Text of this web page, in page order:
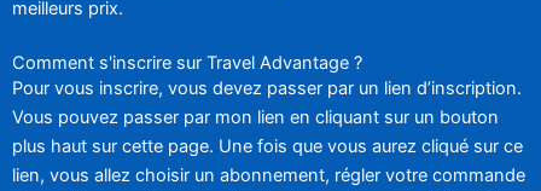
meilleurs prix.
Comment s'inscrire sur Travel Advantage ?
Pour vous inscrire, vous devez passer par un lien d’inscription.
Vous pouvez passer par mon lien en cliquant sur un bouton
plus haut sur cette page. Une fois que vous aurez cliqué sur ce
lien, vous allez choisir un abonnement, régler votre commande